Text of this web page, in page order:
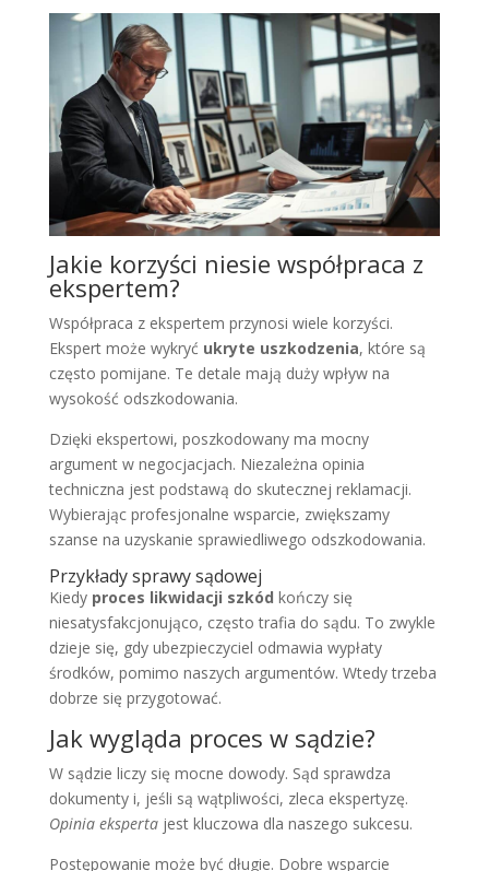
Jakie korzyści niesie współpraca z
ekspertem?
Współpraca z ekspertem przynosi wiele korzyści.
Ekspert może wykryć ukryte uszkodzenia, które są
często pomijane. Te detale mają duży wpływ na
wysokość odszkodowania.
Dzięki ekspertowi, poszkodowany ma mocny
argument w negocjacjach. Niezależna opinia
techniczna jest podstawą do skutecznej reklamacji.
Wybierając profesjonalne wsparcie, zwiększamy
szanse na uzyskanie sprawiedliwego odszkodowania.
Przykłady sprawy sądowej
Kiedy proces likwidacji szkód kończy się
niesatysfakcjonująco, często trafia do sądu. To zwykle
dzieje się, gdy ubezpieczyciel odmawia wypłaty
środków, pomimo naszych argumentów. Wtedy trzeba
dobrze się przygotować.
Jak wygląda proces w sądzie?
W sądzie liczy się mocne dowody. Sąd sprawdza
dokumenty i, jeśli są wątpliwości, zleca ekspertyzę.
Opinia ekspertajest kluczowa dla naszego sukcesu.
Postępowanie może być długie. Dobre wsparcie